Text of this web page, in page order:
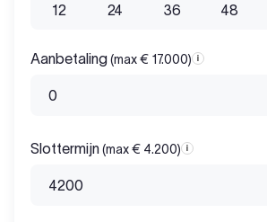
12 24 36 48
Aanbetaling(max € 17.000) Aanbetaling
Slottermijn(max € 4.200) Slottermijn